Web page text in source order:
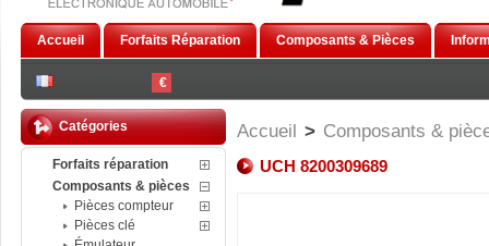
€
Accueil Forfaits Réparation Composants & Pièces
Catégories
Forfaits réparation
Composants & pièces
Pièces compteur
Pièces clé
Accueil > Composants &
UCH 8200309689